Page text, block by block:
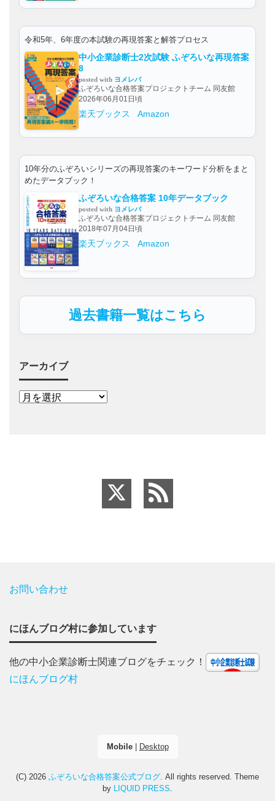
令和5年、6年度の本試験の再現答案と解答プロセス
中小企業診断士2次試験 ふぞろいな再現答案
8
posted with ヨメレバ
ふぞろいな合格答案プロジェクトチーム 同友館
2026年06月01日頃
楽天ブックス Amazon
10年分のふぞろいシリーズの再現答案のキーワード分析をまと
めたデータブック！
ふぞろいな合格答案 10年データブック
posted with ヨメレバ
ふぞろいな合格答案プロジェクトチーム 同友館
2018年07月04日頃
楽天ブックス Amazon
過去書籍一覧はこちら
アーカイブ
お問い合わせ
にほんブログ村に参加しています
他の中小企業診断士関連ブログをチェック！
にほんブログ村
Mobile| Desktop
(C) 2026 ふぞろいな合格答案公式ブログ . All rights reserved. Theme
by
LIQUID PRESS